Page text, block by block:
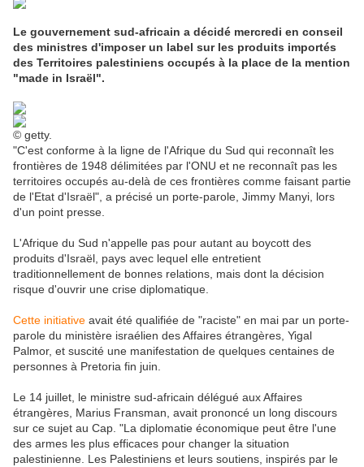
Le gouvernement sud-africain a décidé mercredi en conseil
des ministres d'imposer un label sur les produits importés
des Territoires palestiniens occupés à la place de la mention
"made in Israël".
© getty.
"C'est conforme à la ligne de l'Afrique du Sud qui reconnaît les
frontières de 1948 délimitées par l'ONU et ne reconnaît pas les
territoires occupés au-delà de ces frontières comme faisant partie
de l'Etat d'Israël", a précisé un porte-parole, Jimmy Manyi, lors
d'un point presse.
L'Afrique du Sud n'appelle pas pour autant au boycott des
produits d'Israël, pays avec lequel elle entretient
traditionnellement de bonnes relations, mais dont la décision
risque d'ouvrir une crise diplomatique.
Cette initiative avait été qualifiée de "raciste" en mai par un porte-
parole du ministère israélien des Affaires étrangères, Yigal
Palmor, et suscité une manifestation de quelques centaines de
personnes à Pretoria fin juin.
Le 14 juillet, le ministre sud-africain délégué aux Affaires
étrangères, Marius Fransman, avait prononcé un long discours
sur ce sujet au Cap. "La diplomatie économique peut être l'une
des armes les plus efficaces pour changer la situation
palestinienne. Les Palestiniens et leurs soutiens, inspirés par le